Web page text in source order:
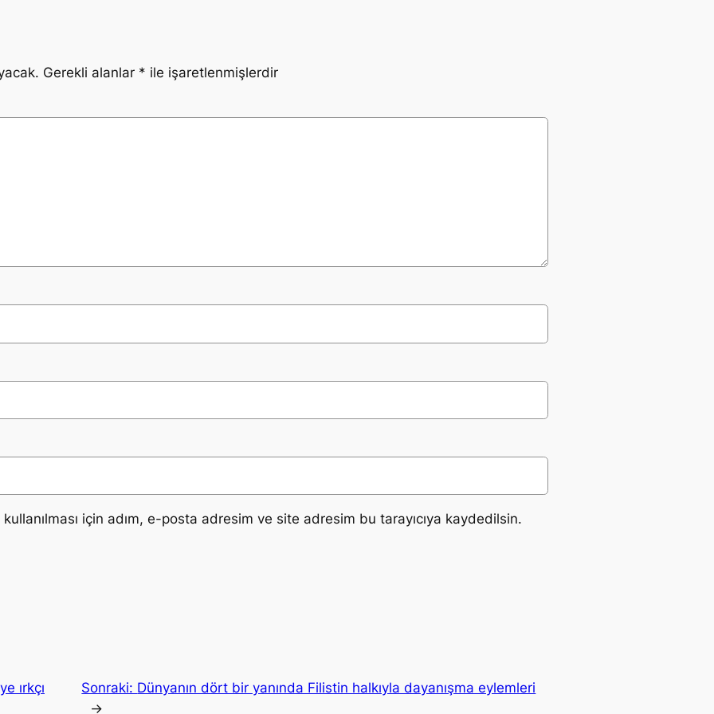
Gerekli alanlar * ile işaretlenmişlerdir
için adım, e-posta adresim ve site adresim bu tarayıcıya kaydedilsin.
ırkçı Sonraki: Dünyanın dört bir yanında Filistin halkıyla dayanışma eylemleri
→